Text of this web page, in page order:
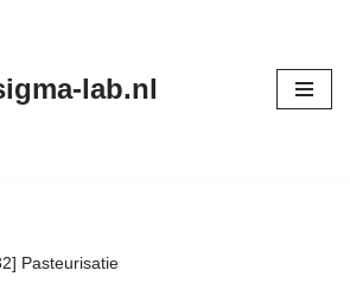
lab.nl
Pasteurisatie